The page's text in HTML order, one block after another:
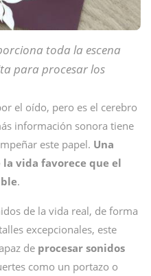
toda la escena
para procesar los
el oído, pero es el cerebro
información sonora tiene
este papel. Una
vida favorece que el
.
de la vida real, de forma
excepcionales, este
de procesar sonidos
como un portazo o